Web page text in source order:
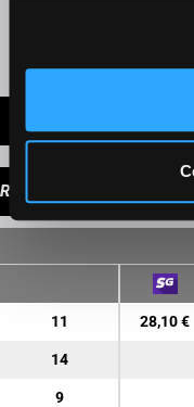
RAPPORTS
11 28,10 €
14
9